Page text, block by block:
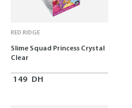
RED RIDGE
Slime Squad Princess Crystal
Clear
149 DH